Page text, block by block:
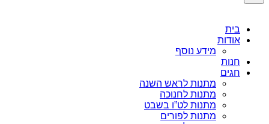
בית
אודות
מידע נוסף
חנות
חגים
מתנות לראש השנה
מתנות לחנוכה
מתנות לט”ו בשבט
מתנות לפורים